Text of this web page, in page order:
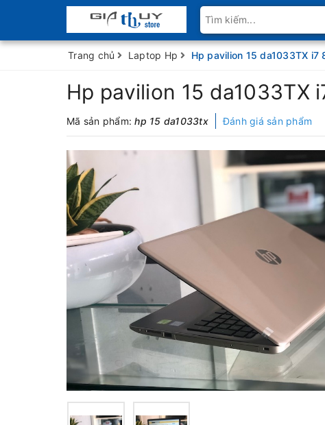
Trang chủ Laptop Hp Hp pavilion 15 da1033TX i7
Hp pavilion 15 da1033TX
Mã sản phẩm:hp 15 da1033tx Đánh giá sản phẩm